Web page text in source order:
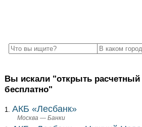
Вы искали "открыть расчетный
бесплатно"
АКБ «Лесбанк»
Москва — Банки